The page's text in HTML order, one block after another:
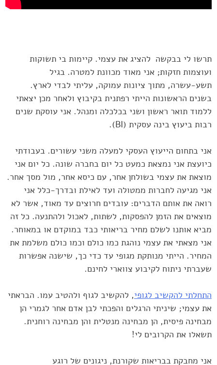
תרשו לי בבקשה להציג את עצמי. קיימות בי תשוקות
ועוצמות חזקות; אני מאוד מכוונת למטרה. בגיל
תשע-עשרה, מתוך ציונות עמוקה, עליתי לבדי לארץ.
בשנים הראשונות הייתי רפתנית בקיבוץ ולאחר מכן יצאתי
ללמוד תואר ראשון ושני בכלכלה ומנהל. אני עוסקת שנים
רבות ביעוץ בינה עסקית (BI).
אני בתחום הייעוץ העסקי למעלה משני עשורים. בעבודתי
כיועצת אני נמצאת כמעט כל יום בחברה שונה. כל יום אני
מוצאת את עצמי בשולחן אחר, עם כיסא אחר, מול מסך אחר.
אני מגיעה לחברות ממטולה ועד לאילת ובדרך-כלל אני
רואה את אותם הדברים: עובדים חרוצים עד מאוד, אשר לא
מוצאים את הזמן להפסקות, לשתות, לאכול ולהתנעה. כל זה
מביא אותנו לשלם מחיר בריאותי כבד במוקדם או במאוחר.
אני מצאתי את עצמי נוהגת כמו כולם וכמו כולם משלמת את
המחיר. הייתי מנותקת מגופי עד כדי כך, שישנה אפשרות
שעברתי ניתוח לקיבוע צווארי לחינם.
התחלתי להקשיב לגופי, להקשיב לגוף ולהטיב עמו. הבראתי
את עצמי; שיניתי הרגלים והפכתי לבן אדם אחר לגמרי הן
מבחינה פיסית, הן מבחינה מנטלית והן מבחינה רוחנית.
תשאלו את הקרובים לי!
אני מחבקת בבריאות שקורנת, ניגונים של רוגע